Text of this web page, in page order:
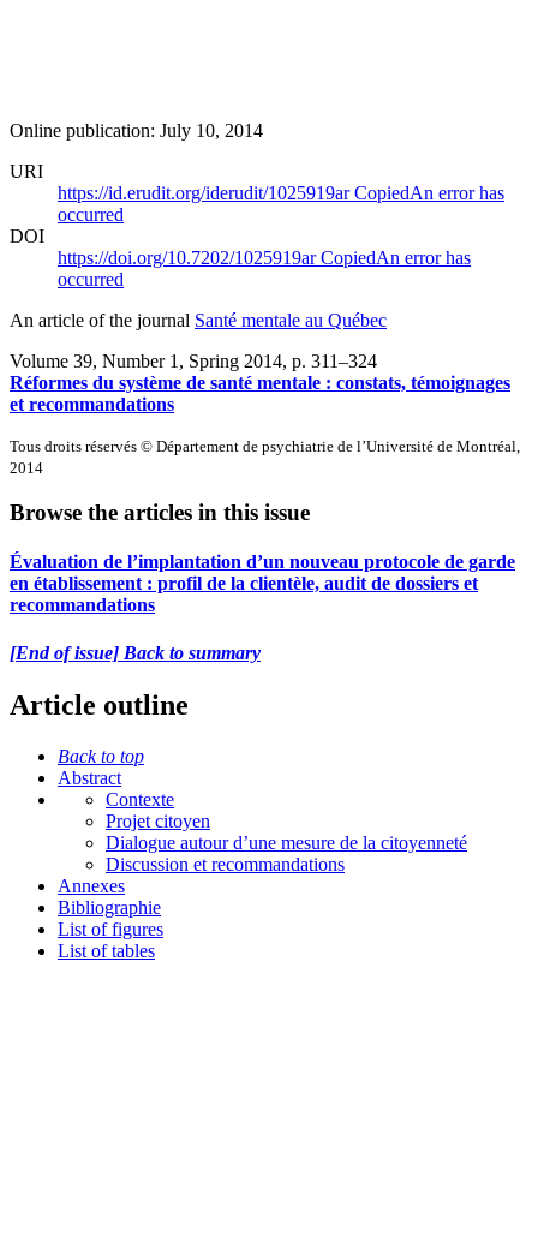
Online publication: July 10, 2014
URI
https://id.erudit.org/iderudit/1025919arCopiedAn error has
occurred
DOI
https://doi.org/10.7202/1025919arCopiedAn error has
occurred
An article of the journal Santé mentale au Québec
Volume 39, Number 1, Spring 2014, p. 311–324
Réformes du système de santé mentale : constats, témoignages
et recommandations
Tous droits réservés © Département de psychiatrie de l’Université de Montréal,
2014
Browse the articles in this issue
Évaluation de l’implantation d’un nouveau protocole de garde
en établissement : profil de la clientèle, audit de dossiers et
recommandations
[End of issue] Back to summary
Article outline
Back to top
Abstract
Contexte
Projet citoyen
Dialogue autour d’une mesure de la citoyenneté
Discussion et recommandations
Annexes
Bibliographie
List of figures
List of tables